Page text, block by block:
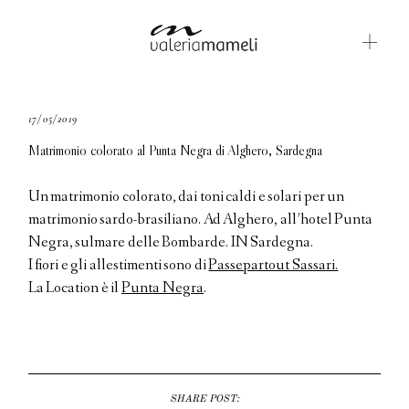
17/05/2019
Matrimonio colorato al Punta Negra di Alghero, Sardegna
Un matrimonio colorato, dai toni caldi e solari per un
matrimonio sardo-brasiliano. Ad Alghero, all’hotel Punta
Negra, sulmare delle Bombarde. IN Sardegna.
I fiori e gli allestimenti sono diPassepartout Sassari.
La Location è il Punta Negra.
SHARE POST:
GALLERIE
BLOG
CONTATTI
ABOUT ME
ENGLISH